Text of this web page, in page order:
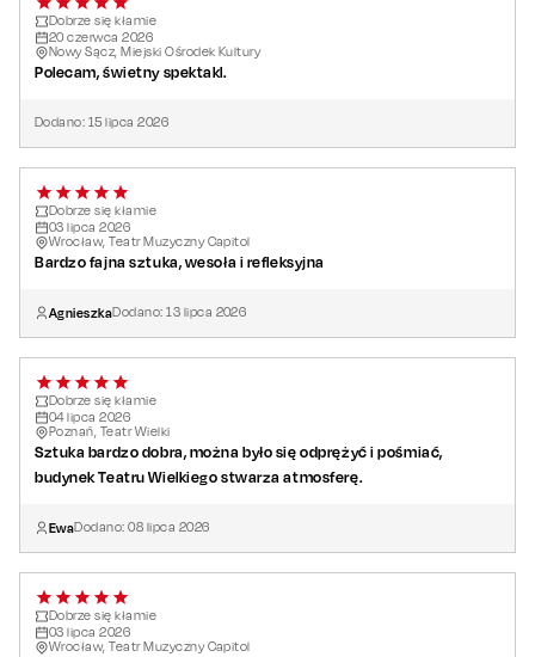
asystent reżysera
produkcja: Katarzyna Fukacz, Damian Słonina - Tito
Productions, Spektaklove
Dobrze się kłamie
20czerwca 2026
Nowy Sącz, Miejski Ośrodek Kultury
Polecam, świetny spektakl.
Dodano: 15 lipca 2026
Dobrze się kłamie
03 lipca 2026
Wrocław, Teatr Muzyczny Capitol
Bardzo fajna sztuka, wesoła i refleksyjna
AgnieszkaDodano:13 lipca 2026
Dobrze się kłamie
04lipca 2026
Poznań, Teatr Wielki
Sztuka bardzo dobra, można było się odprężyć i pośmiać,
budynek Teatru Wielkiego stwarza atmosferę.
EwaDodano:08 lipca 2026
Dobrze się kłamie
03 lipca 2026
Wrocław, Teatr Muzyczny Capitol